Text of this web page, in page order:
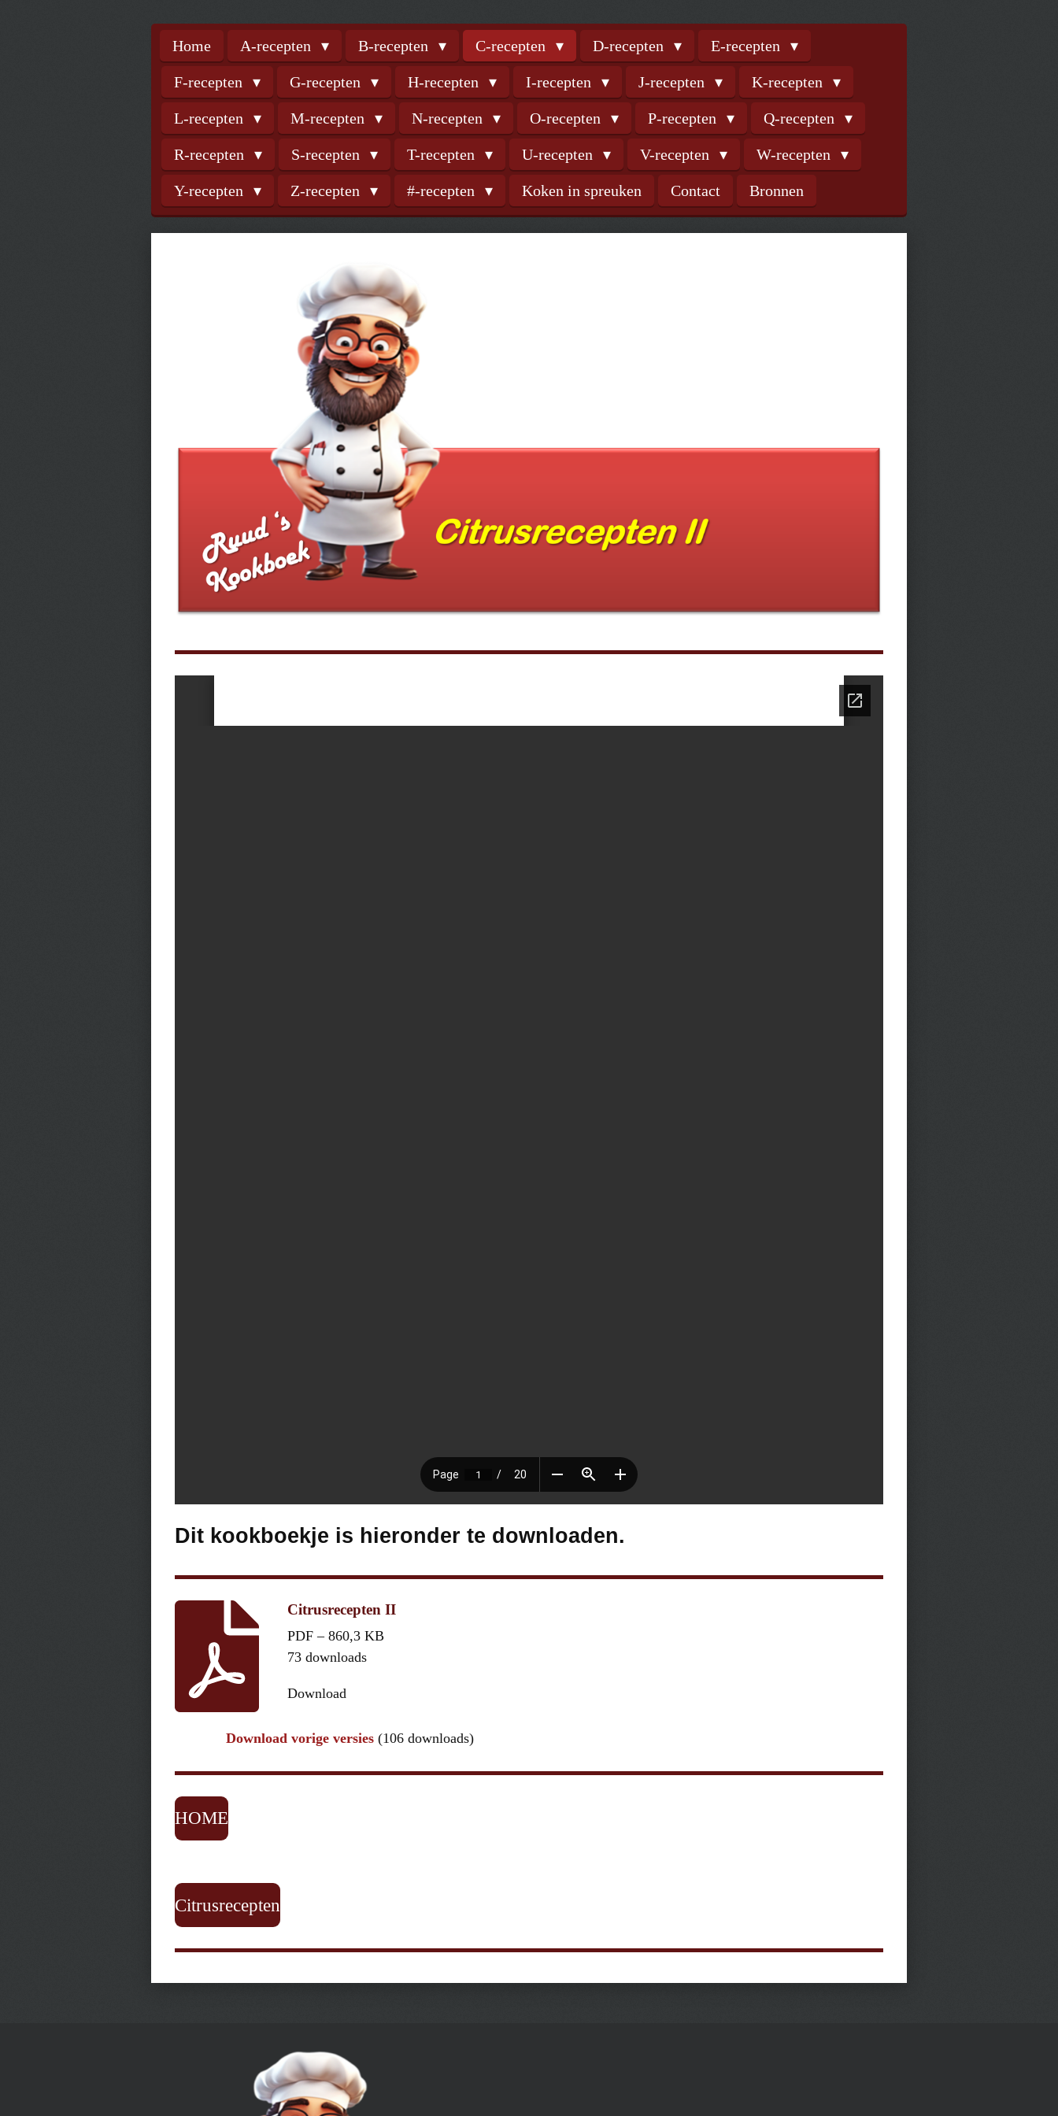
Home A-recepten B-recepten C-recepten D-recepten E-recepten
F-recepten G-recepten H-recepten I-recepten J-recepten K-recepten
L-recepten M-recepten N-recepten O-recepten P-recepten Q-recepten
R-recepten S-recepten T-recepten U-recepten V-recepten W-recepten
Y-recepten Z-recepten #-recepten Koken in spreuken Contact Bronnen
Dit kookboekje is hieronder te downloaden.
Citrusrecepten II
PDF – 860,3 KB
73 downloads
Download
Download vorige versies (106 downloads)
HOME
Citrusrecepten